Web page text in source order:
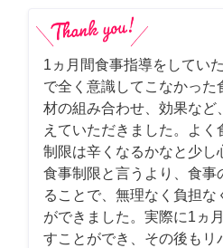
1ヵ月間食事指導をしてい
で全く意識してこなかった
材の組み合わせ、効果など
えていただきました。よ
制限は辛くなるかなと少し
食事制限と言うより、食事
ることで、無理なく負担な
ができました。実際に1ヵ
すことができ、その後もリ